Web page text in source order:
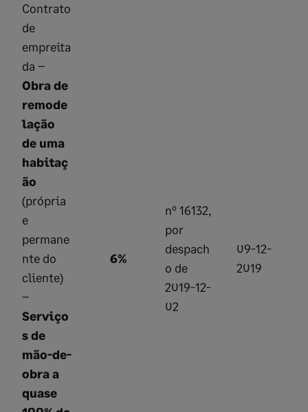
Contrato
de
empreita
da –
Obra de
remode
lação
de uma
habitaç
ão
(própria
e
permane
nte do
cliente)
–
Serviço
s de
mão-de-
obra a
quase
6%
nº 16132,
por
despach
o de
2019-12-
02
09-12-
2019